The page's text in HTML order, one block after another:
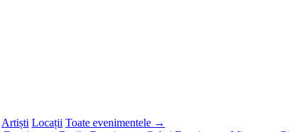
Artiști Locații Toate evenimentele →